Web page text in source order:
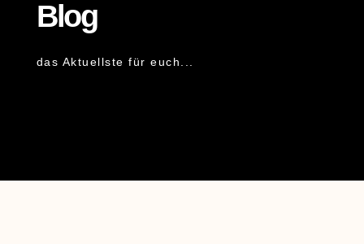
Blog
das Aktuellste für euch...